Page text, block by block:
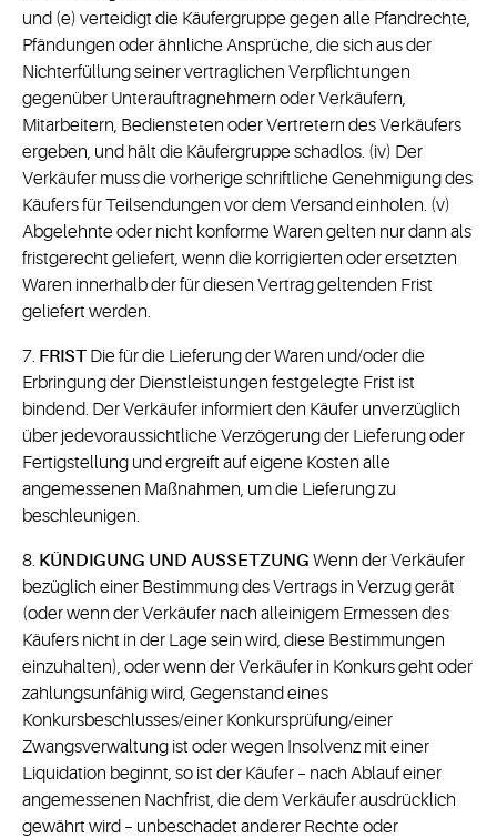
und (e) verteidigt die Käufergruppe gegen alle Pfandrechte,
Pfändungen oder ähnliche Ansprüche, die sich aus der
Nichterfüllung seiner vertraglichen Verpflichtungen
gegenüber Unterauftragnehmern oder Verkäufern,
Mitarbeitern, Bediensteten oder Vertretern des Verkäufers
ergeben, und hält die Käufergruppe schadlos. (iv) Der
Verkäufer muss die vorherige schriftliche Genehmigung des
Käufers für Teilsendungen vor dem Versand einholen. (v)
Abgelehnte oder nicht konforme Waren gelten nur dann als
fristgerecht geliefert, wenn die korrigierten oder ersetzten
Waren innerhalb der für diesen Vertrag geltenden Frist
geliefert werden.
7. FRIST Die für die Lieferung der Waren und/oder die
Erbringung der Dienstleistungen festgelegte Frist ist
bindend. Der Verkäufer informiert den Käufer unverzüglich
über jedevoraussichtliche Verzögerung der Lieferung oder
Fertigstellung und ergreift auf eigene Kosten alle
angemessenen Maßnahmen, um die Lieferung zu
beschleunigen.
8. KÜNDIGUNG UND AUSSETZUNG Wenn der Verkäufer
bezüglich einer Bestimmung des Vertrags in Verzug gerät
(oder wenn der Verkäufer nach alleinigem Ermessen des
Käufers nicht in der Lage sein wird, diese Bestimmungen
einzuhalten), oder wenn der Verkäufer in Konkurs geht oder
zahlungsunfähig wird, Gegenstand eines
Konkursbeschlusses/einer Konkursprüfung/einer
Zwangsverwaltung ist oder wegen Insolvenz mit einer
Liquidation beginnt, so ist der Käufer – nach Ablauf einer
angemessenen Nachfrist, die dem Verkäufer ausdrücklich
gewährt wird – unbeschadet anderer Rechte oder